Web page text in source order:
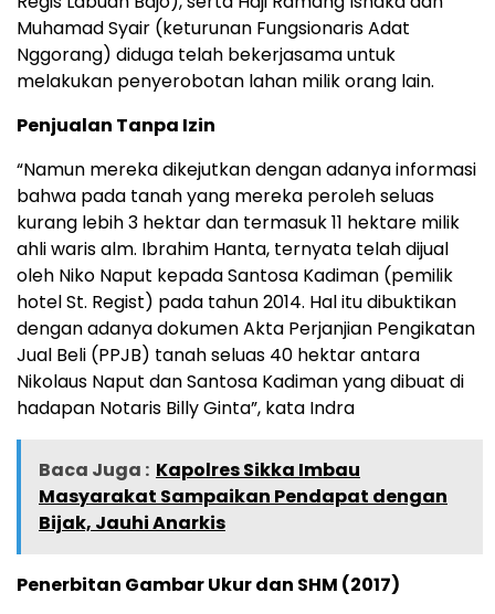
Muhamad Syair (keturunan Fungsionaris Adat
Nggorang) diduga telah bekerjasama untuk
melakukan penyerobotan lahan milik orang lain.
Penjualan Tanpa Izin
“Namun mereka dikejutkan dengan adanya informasi
bahwa pada tanah yang mereka peroleh seluas
kurang lebih 3 hektar dan termasuk 11 hektare milik
ahli waris alm. Ibrahim Hanta, ternyata telah dijual
oleh Niko Naput kepada Santosa Kadiman (pemilik
hotel St. Regist) pada tahun 2014. Hal itu dibuktikan
dengan adanya dokumen Akta Perjanjian Pengikatan
Jual Beli (PPJB) tanah seluas 40 hektar antara
Nikolaus Naput dan Santosa Kadiman yang dibuat di
hadapan Notaris Billy Ginta”, kata Indra
Baca Juga : Kapolres Sikka Imbau
Masyarakat Sampaikan Pendapat dengan
Bijak, Jauhi Anarkis
Penerbitan Gambar Ukur dan SHM (2017)